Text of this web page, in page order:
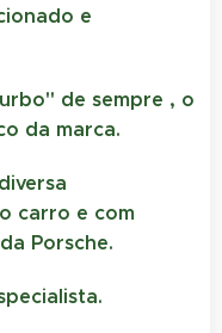
e
de sempre , o
da marca.
carro e com
Porsche.